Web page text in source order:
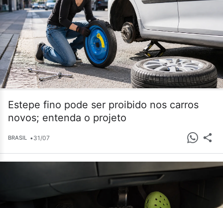
Estepe fino pode ser proibido nos carros
novos; entenda o projeto
BRASIL •31/07